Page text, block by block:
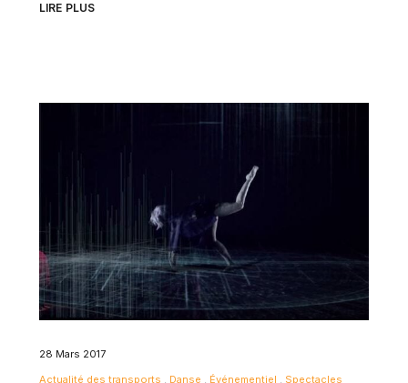
LIRE PLUS
28 Mars 2017
Actualité des transports
Danse Événementiel Spectacles